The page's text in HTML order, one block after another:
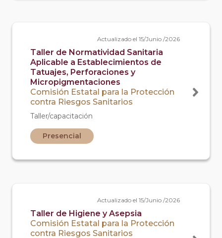
Actualizado el 15/Junio /2026
Taller de Normatividad Sanitaria
Aplicable a Establecimientos de
Tatuajes, Perforaciones y
Micropigmentaciones
Comisión Estatal para la Protección
contra Riesgos Sanitarios
Taller/capacitación
Presencial
Actualizado el 15/Junio /2026
Taller de Higiene y Asepsia
Comisión Estatal para la Protección
contra Riesgos Sanitarios